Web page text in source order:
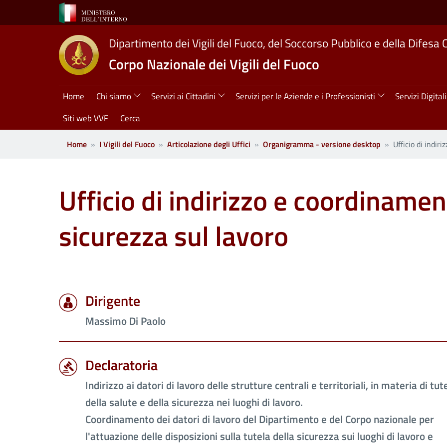
Salta al contenuto principale
Dipartimento dei Vigili del Fuoco, del Soccorso Pubblico e della Difesa
Corpo Nazionale dei Vigili del Fuoco
Navigazione principale
Home Chi siamo Servizi ai Cittadini Servizi per le Aziende e i Professionisti
Servizi Digitali
Siti web VVF
Cerca
Home I Vigili del Fuoco Articolazione degli Uffici Organigramma - versione desktop Ufficio di
Ufficio di indirizzo e
sicurezza sul lavoro
Dirigente
Massimo Di Paolo
Declaratoria
Indirizzo ai datori di lavoro delle strutture centrali e territoriali, in materia di
della salute e della sicurezza nei luoghi di lavoro.
Coordinamento dei datori di lavoro del Dipartimento e del Corpo nazionale per
l'attuazione delle disposizioni sulla tutela della sicurezza sui luoghi di lavoro e